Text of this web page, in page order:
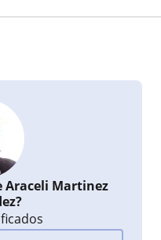
Araceli Martinez